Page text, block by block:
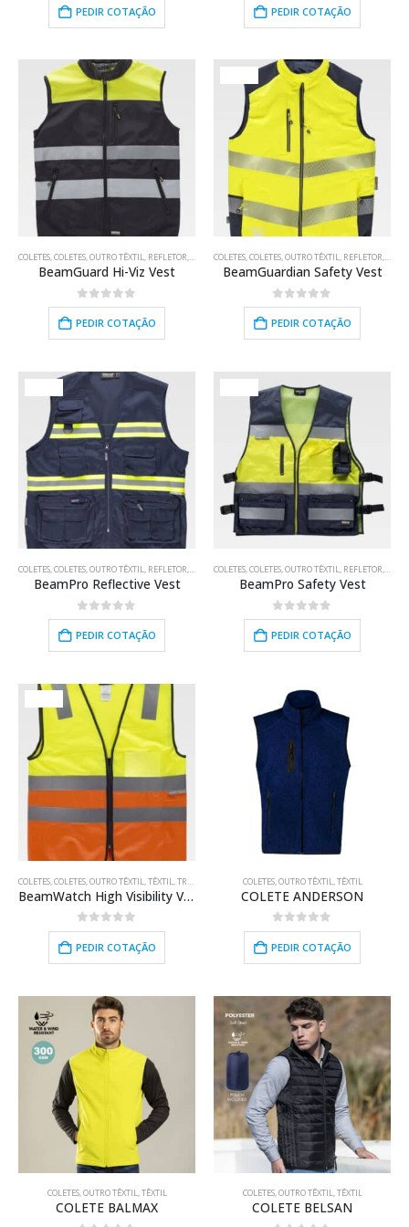
PEDIR COTAÇÃO PEDIR COTAÇÃO
COLETES,COLETES,OUTRO TÊXTIL, REFLETOR, TÊXTIL,TRABALHO
BeamGuard Hi-Viz Vest
0out of 5
PEDIR COTAÇÃO
COLETES,COLETES,OUTRO TÊXTIL, REFLETOR,
BeamGuardian Safety Vest
0out of 5
PEDIR COTAÇÃO
COLETES,COLETES,OUTRO TÊXTIL, REFLETOR, TÊXTIL,TRABALHO
BeamPro Reflective Vest
0out of 5
PEDIR COTAÇÃO
COLETES,COLETES,OUTRO TÊXTIL, REFLETOR,
BeamPro Safety Vest
0out of 5
PEDIR COTAÇÃO
COLETES,COLETES,OUTRO TÊXTIL,TÊXTIL,TRABALHO
BeamWatch High Visibility Vest
0out of 5
PEDIR COTAÇÃO
COLETES,OUTRO TÊXTIL,TÊXTIL
COLETE ANDERSON
0out of 5
PEDIR COTAÇÃO
COLETES,OUTRO TÊXTIL,TÊXTIL
COLETE BALMAX
COLETES,OUTRO TÊXTIL,TÊXTIL
COLETE BELSAN